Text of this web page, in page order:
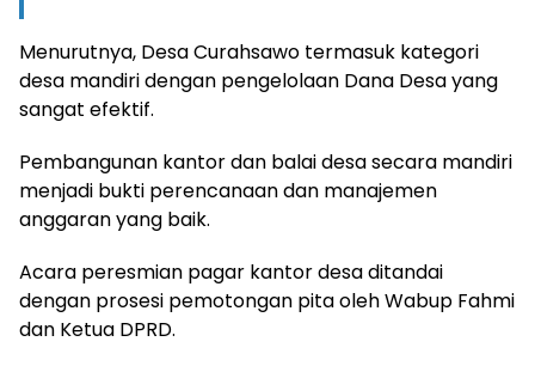
Menurutnya, Desa Curahsawo termasuk kategori
desa mandiri dengan pengelolaan Dana Desa yang
sangat efektif.
Pembangunan kantor dan balai desa secara mandiri
menjadi bukti perencanaan dan manajemen
anggaran yang baik.
Acara peresmian pagar kantor desa ditandai
dengan prosesi pemotongan pita oleh Wabup Fahmi
dan Ketua DPRD.